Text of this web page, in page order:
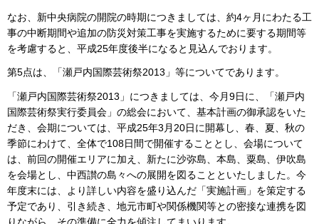
なお、新中央病院の開院の時期につきましては、約4ヶ月にわたる工
事の中断期間や追加の防災対策工事を実施するために要する期間等
を考慮すると、平成25年度後半になると見込んでおります。
第5点は、「瀬戸内国際芸術祭2013」等についてであります。
「瀬戸内国際芸術祭2013」につきましては、今月9日に、「瀬戸内
国際芸術祭実行委員会」の総会において、基本計画の御承認をいた
だき、会期については、平成25年3月20日に開幕し、春、夏、秋の
季節にわけて、全体で108日間で開催することとし、会場について
は、前回の開催エリアに加え、新たに沙弥島、本島、粟島、伊吹島
を会場とし、中西讃の島々への展開を図ることといたしました。今
年度末には、より詳しい内容を盛り込んだ「実施計画」を策定する
予定であり、引き続き、地元市町や関係機関等との密接な連携を図
りながら、その準備に全力を傾注してまいります。